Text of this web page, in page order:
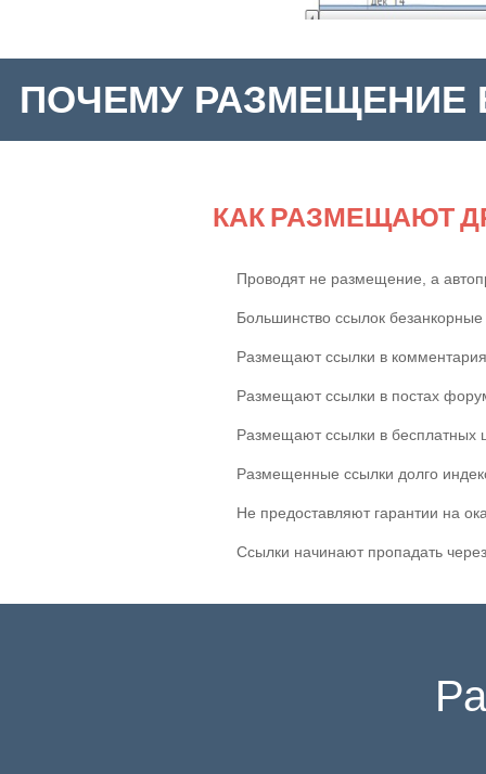
Прирост
ПОЧЕМУ РАЗМЕЩЕНИЕ
КАК РАЗМЕЩАЮТ
Проводят не размещение, а
Большинство ссылок безанкорные
Размещают ссылки в
Размещают ссылки в постах
Размещают ссылки в бесплатных
Размещенные ссылки долго
Не предоставляют гарантии на
Ссылки начинают пропадать